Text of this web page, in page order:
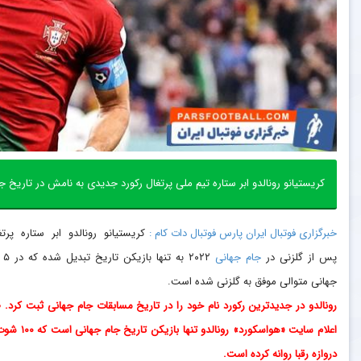
کریستیانو رونالدو ابر ستاره تیم ملی پرتغال رکورد جدیدی به نامش در
خبرگزاری فوتبال ایران پارس فوتبال دات کام : کریستیانو رونالدو ابر ستاره
پس از گلزنی در جام جهانی
۲۰۲۲
جهانی متوالی موفق به گلزنی شده است.
رونالدو در جدیدترین رکورد نام خود را در تاریخ مسابقات جام جهانی ثبت
اعلام سایت «هواسکورد» رونالدو
دروازه رقبا روانه کرده است.